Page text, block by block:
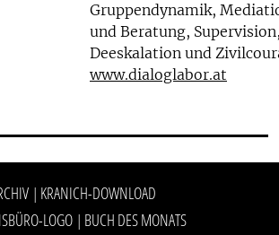
Gruppendynamik,
und Beratung,
Deeskalation und
www.dialoglabor.at
| KRANICH-DOWNLOAD
LOGO | BUCH DES MONATS